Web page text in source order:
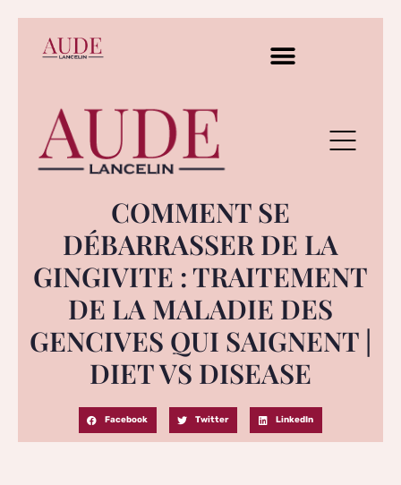
COMMENT SE
DÉBARRASSER DE LA
GINGIVITE : TRAITEMENT
DE LA MALADIE DES
GENCIVES QUI SAIGNENT |
DIET VS DISEASE
Facebook Twitter LinkedIn